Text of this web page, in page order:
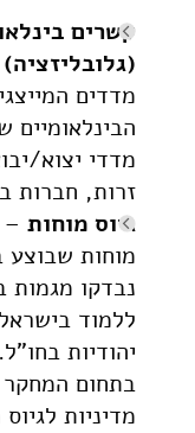
קשרים
(גלובליזציה)
מדדים
הבינלאומיים
מדדי יצוא/
זרות, חברות
גיוס מוחות
מוחות
נבדקו מגמות
ללמוד
יהודיות
בתחום המחקר
מדיניות